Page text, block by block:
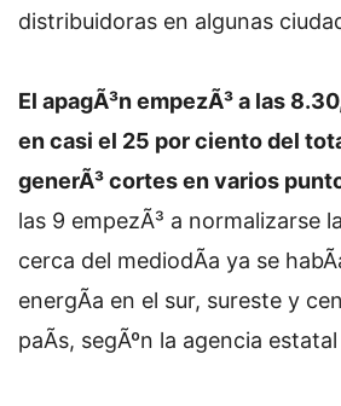
distribuidoras en algunas
El apagÃ³n empezÃ³ a las
en casi el 25 por ciento del
generÃ³ cortes en varios
las 9 empezÃ³ a normalizarse
cerca del mediodÃ­a ya se
energÃ­a en el sur, sureste y
paÃ­s, segÃºn la agencia